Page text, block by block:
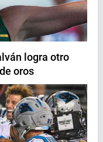
logra otro
oros